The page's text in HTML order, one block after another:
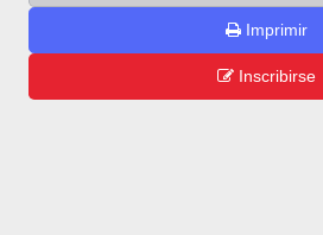
Imprimir
Inscribirse